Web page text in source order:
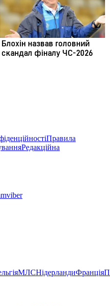
Правила
Редакційна
viber
МЛСНідерландиФранція